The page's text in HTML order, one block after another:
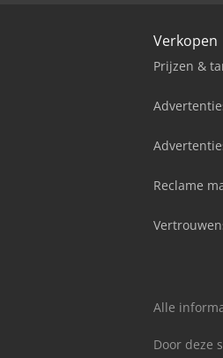
Verkopen
Prijzen &
Reclame
Alle
Door deze